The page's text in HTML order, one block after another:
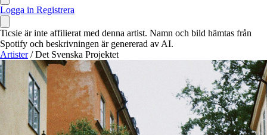
Logga in Registrera
Ticsie är inte affilierat med denna artist. Namn och bild hämtas från
Spotify och beskrivningen är genererad av AI.
Artister / Det Svenska Projektet